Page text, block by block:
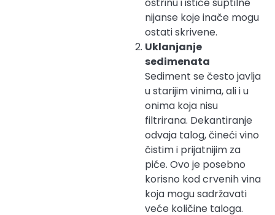
nijanse koje inače mogu
ostati skrivene.
Uklanjanje
sedimenata
Sediment se često javlja
u starijim vinima, ali i u
onima koja nisu
filtrirana. Dekantiranje
odvaja talog, čineći vino
čistim i prijatnijim za
piće. Ovo je posebno
korisno kod crvenih vina
koja mogu sadržavati
veće količine taloga.